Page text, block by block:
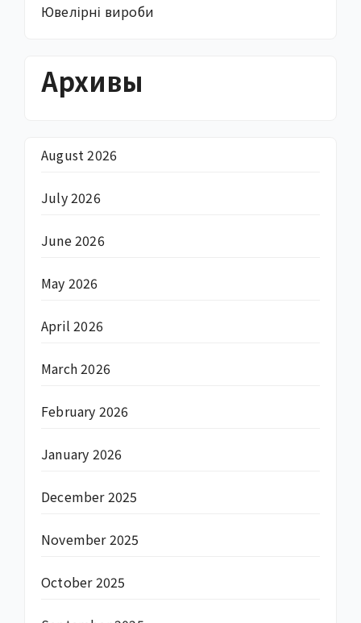
Ювелірні вироби
Архивы
August 2026
July 2026
June 2026
May 2026
April 2026
March 2026
February 2026
January 2026
December 2025
November 2025
October 2025